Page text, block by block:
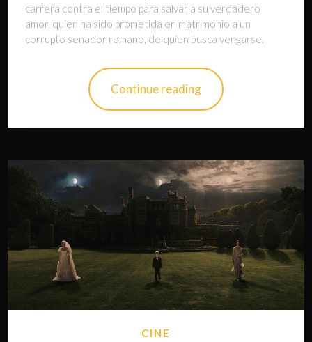
carrera contra el tiempo para salvar a su verdadero
amor, quien ha sido prometida en matrimonio a un
corrupto senador romano, de quien busca vengarse.
Continue reading
CINE